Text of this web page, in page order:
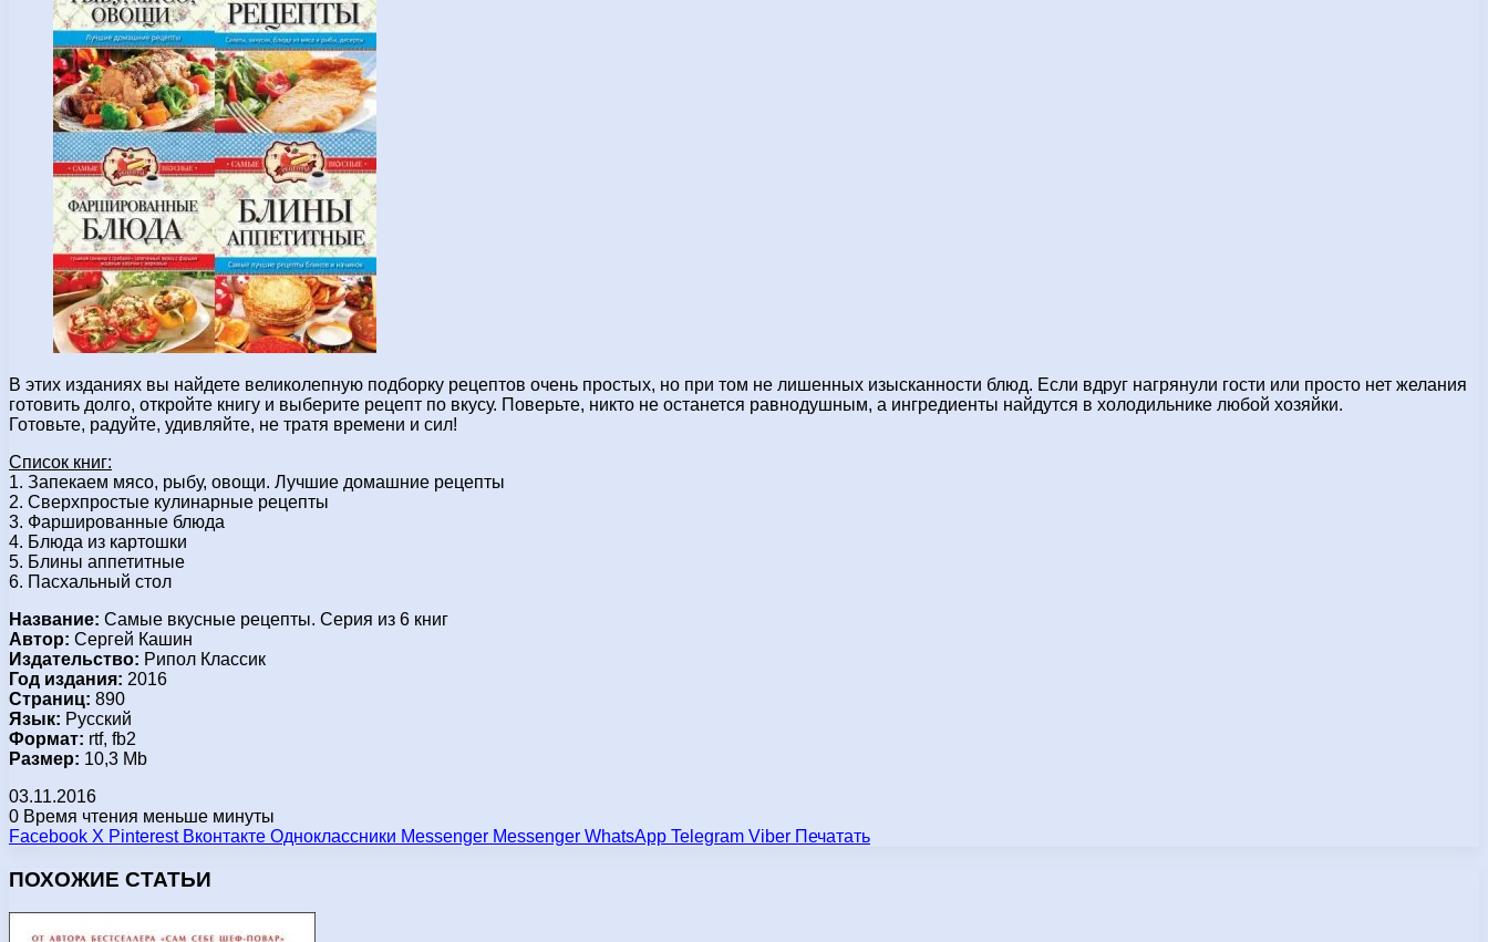
В этих изданиях вы найдете великолепную подборку рецептов очень простых, но при том не лишенных изысканности блюд. Если вдруг нагрянули гости или просто нет желания
готовить долго, откройте книгу и выберите рецепт по вкусу. Поверьте, никто не останется равнодушным, а ингредиенты найдутся в холодильнике любой хозяйки.
Готовьте, радуйте, удивляйте, не тратя времени и сил!
Список книг:
1. Запекаем мясо, рыбу, овощи. Лучшие домашние рецепты
2. Сверхпростые кулинарные рецепты
3. Фаршированные блюда
4. Блюда из картошки
5. Блины аппетитные
6. Пасхальный стол
Название: Самые вкусные рецепты. Серия из 6 книг
Автор: Сергей Кашин
Издательство: Рипол Классик
Год издания: 2016
Страниц: 890
Язык: Русский
Формат: rtf, fb2
Размер: 10,3 Mb
03.11.2016
0 Время чтения меньше минуты
Facebook X Pinterest Вконтакте Одноклассники Messenger Messenger WhatsApp Telegram Viber Печатать
ПОХОЖИЕ СТАТЬИ